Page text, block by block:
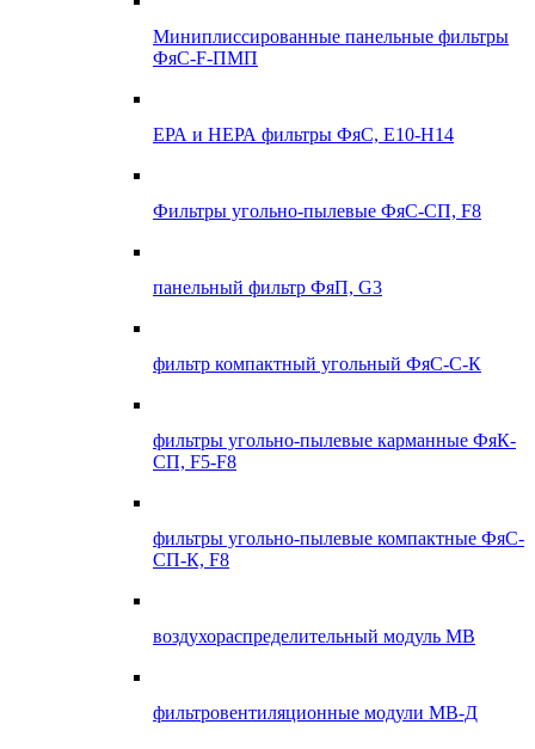
Миниплиссированные панельные фильтры
ФяС-F-ПМП
ЕРА и НЕРА фильтры ФяС, E10-H14
Фильтры угольно-пылевые ФяС-СП, F8
панельный фильтр ФяП, G3
фильтр компактный угольный ФяС-С-К
фильтры угольно-пылевые карманные ФяК-
СП, F5-F8
фильтры угольно-пылевые компактные ФяС-
СП-К, F8
воздухораспределительный модуль МВ
фильтровентиляционные модули МВ-Д